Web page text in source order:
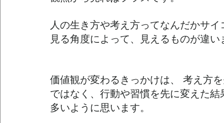
人の生き方や考え方ってなんだかサ
見る角度によって、見えるものが違い
価値観が変わるきっかけは、 考え方
ではなく、行動や習慣を先に変えた
多いように思います。